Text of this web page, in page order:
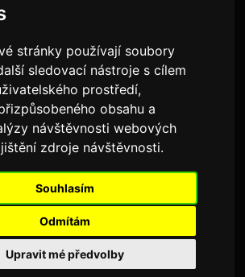
stránky používají soubory
sledovací nástroje s cílem
prostředí,
obsahu a
návštěvnosti webových
zdroje návštěvnosti.
Souhlasím
Odmítám
Upravit mé předvolby
duší. miluji dobré jídlo a kvalitní